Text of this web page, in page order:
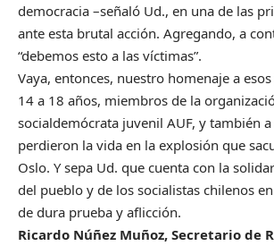
democracia –señaló Ud., en una de las
ante esta brutal acción. Agregando, a
“debemos esto a las víctimas”.
Vaya, entonces, nuestro homenaje a
14 a 18 años, miembros de la
socialdemócrata juvenil AUF, y también
perdieron la vida en la explosión que
Oslo. Y sepa Ud. que cuenta con la
del pueblo y de los socialistas chilenos
de dura prueba y aflicción.
Ricardo Núñez Muñoz, Secretario de